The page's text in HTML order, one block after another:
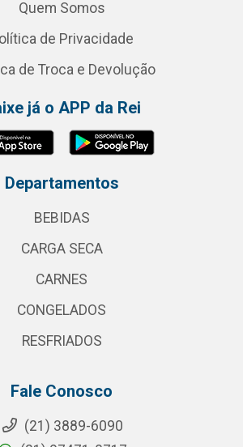
Quem Somos
de Privacidade
de Troca e Devolução
já o APP da Rei
Departamentos
BEBIDAS
CARGA SECA
CARNES
CONGELADOS
RESFRIADOS
Fale Conosco
(21) 3889-6090